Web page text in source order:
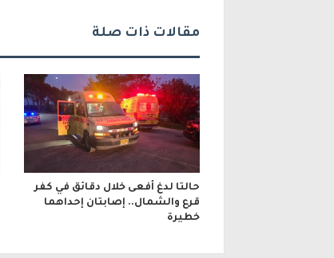
و
ن
ي
مقالات ذات صلة
حالتا لدغ أفعى خلال دقائق في كفر
قرع والشمال.. إصابتان إحداهما
خطيرة